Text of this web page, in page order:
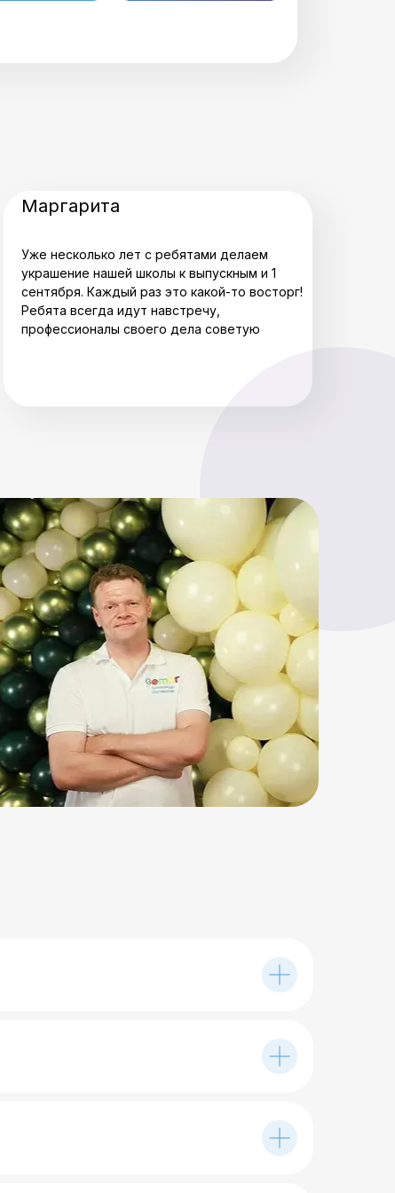
Уже несколько лет с ребятами делаем
украшение нашей школы к выпускным и 1
сентября. Каждый раз это какой-то восторг!
Ребята всегда идут навстречу,
профессионалы своего дела советую
Маргарита